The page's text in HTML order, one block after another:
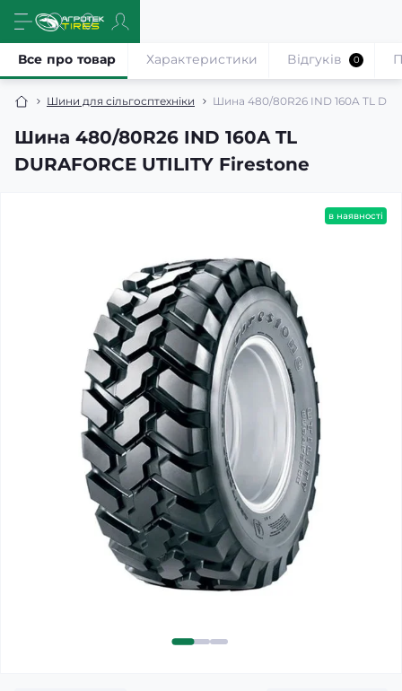
Шини для сільгосптехніки Шина 480/80R26 IND 160A TL
Шина 480/80R26 IND 160A TL
DURAFORCE UTILITY Firestone
Все про товар Характеристики Відгуків 0
в наявності